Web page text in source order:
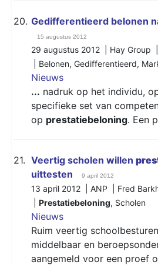
20. Gedifferentieerd belonen
15 augustus 2012
29 augustus 2012 | Hay Group
Belonen, Gedifferentieerd,
Nieuws
... nadruk op het individu,
specifieke set van
op prestatiebeloning. Een
21. Veertig scholen willen
uittesten
9 april 2012
13 april 2012 | ANP | Fred
Prestatiebeloning, Scholen
Nieuws
Ruim veertig
middelbaar en
aangemeld voor een proef